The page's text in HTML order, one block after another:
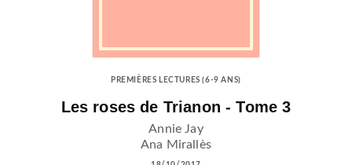
PREMIÈRES LECTURES (6-9 ANS)
Les roses de Trianon - Tome 3
Annie Jay
Ana Mirallès